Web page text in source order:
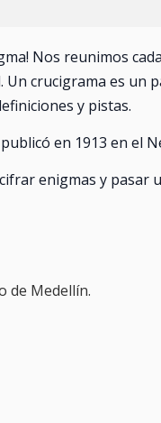
Nos reunimos
crucigrama es un
y pistas.
en 1913 en el
enigmas y pasar
de Medellín.